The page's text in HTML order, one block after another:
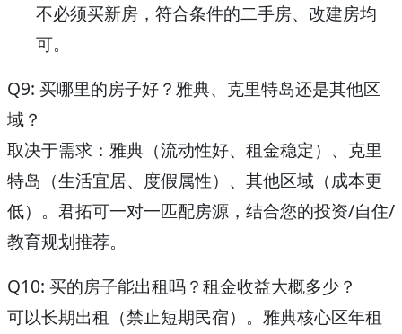
不必须买新房，符合条件的二手房、改建房均
可。
Q9: 买哪里的房子好？雅典、克里特岛还是其他区
域？
取决于需求：雅典（流动性好、租金稳定）、克里
特岛（生活宜居、度假属性）、其他区域（成本更
低）。君拓可一对一匹配房源，结合您的投资/自住/
教育规划推荐。
Q10: 买的房子能出租吗？租金收益大概多少？
可以长期出租（禁止短期民宿）。雅典核心区年租